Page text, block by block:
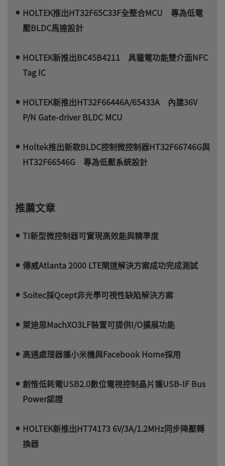
HOLTEK推出HT32F65C33F全整合MCU 專為低電
壓BLDC馬達設計
HOLTEK新推出BC45B4211 具獵電功能雙介面NFC
Tag IC
HOLTEK新推出HT32F66446A/65433A 內建36V
P/N Gate-driver BLDC MCU
Holtek推出新款BLDC控制微控制器HT32F66746G與
HT32F66546G 專為低壓系統設計
推薦文章
TI新型微控制器可實現高效能與精準度
傳威Atlanta 2000 LTE閘道解決方案成功完成測試
Soitec採Qcept非光學可視性缺陷解決方案
萊迪思MachXO3LF裝置可提供I/O擴展功能
高通處理器獲小米機與Facebook Home採用
創惟低耗電USB2.0數位電視控制晶片獲USB-IF Bus
Power認證
HOLTEK新推出HT74173 6V/3A/1.2MHz同步降壓轉
換器